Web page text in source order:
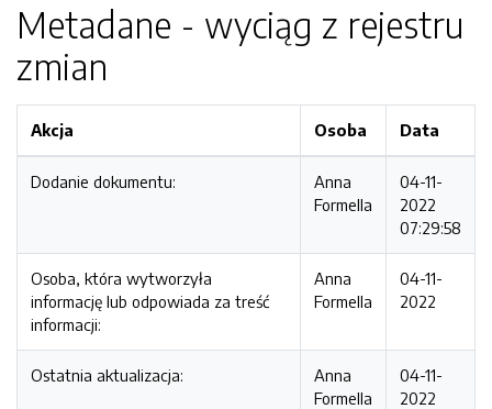
Metadane - wyciąg z rejestru
zmian
Akcja Osoba Data
Dodanie dokumentu:
Anna
Formella
04-11-
2022
07:29:58
Osoba, która wytworzyła
informację lub odpowiada za treść
informacji:
Anna
Formella
04-11-
2022
Ostatnia aktualizacja:
Anna
Formella
04-11-
2022